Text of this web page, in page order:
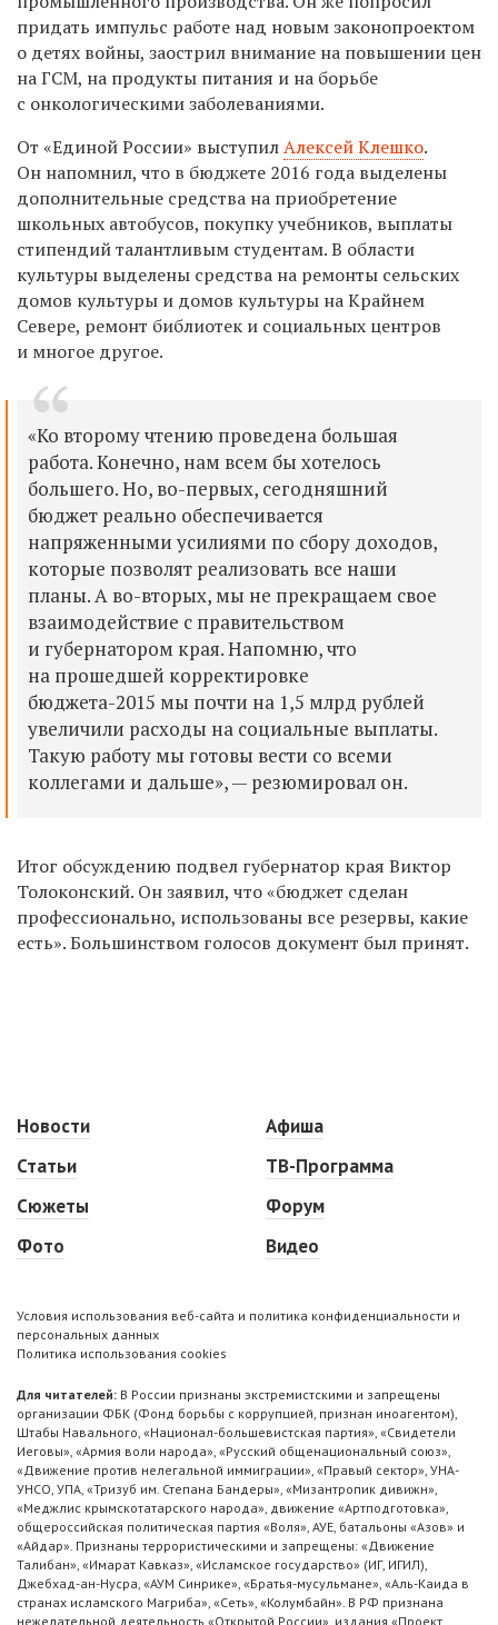
придать импульс работе над новым законопроектом
о детях войны, заострил внимание на повышении цен
на ГСМ, на продукты питания и на борьбе
с онкологическими заболеваниями.
От «Единой России» выступилАлексей Клешко.
Он напомнил, что в бюджете 2016 года выделены
дополнительные средства на приобретение
школьных автобусов, покупку учебников, выплаты
стипендий талантливым студентам. В области
культуры выделены средства на ремонты сельских
домов культуры и домов культуры на Крайнем
Севере, ремонт библиотек и социальных центров
и многое другое.
«Ко второму чтению проведена большая
работа. Конечно, нам всем бы хотелось
большего. Но, во-первых, сегодняшний
бюджет реально обеспечивается
напряженными усилиями по сбору доходов,
которые позволят реализовать все наши
планы. А во-вторых, мы не прекращаем свое
взаимодействие с правительством
и губернатором края. Напомню, что
на прошедшей корректировке
бюджета-2015 мы почти на 1,5 млрд рублей
увеличили расходы на социальные выплаты.
Такую работу мы готовы вести со всеми
коллегами и дальше», — резюмировал он.
Итог обсуждению подвел губернатор края Виктор
Толоконский. Он заявил, что «бюджет сделан
профессионально, использованы все резервы, какие
есть». Большинством голосов документ был принят.
Новости
Статьи
Сюжеты
Фото
Афиша
ТВ-Программа
Форум
Видео
Условия использования веб-сайта и политика конфиденциальности и
персональных данных
Политика использования cookies
Для читателей: В России признаны экстремистскими и запрещены
организации ФБК (Фонд борьбы с коррупцией, признан иноагентом),
Штабы Навального, «Национал-большевистская партия», «Свидетели
Иеговы», «Армия воли народа», «Русский общенациональный союз»,
«Движение против нелегальной иммиграции», «Правый сектор», УНА-
УНСО, УПА, «Тризуб им. Степана Бандеры», «Мизантропик дивижн»,
«Меджлис крымскотатарского народа», движение «Артподготовка»,
общероссийская политическая партия «Воля», АУЕ, батальоны «Азов» и
«Айдар». Признаны террористическими и запрещены: «Движение
Талибан», «Имарат Кавказ», «Исламское государство» (ИГ, ИГИЛ),
Джебхад-ан-Нусра, «АУМ Синрике», «Братья-мусульмане», «Аль-Каида в
странах исламского Магриба», «Сеть», «Колумбайн». В РФ признана
нежелательной деятельность «Открытой России», издания «Проект